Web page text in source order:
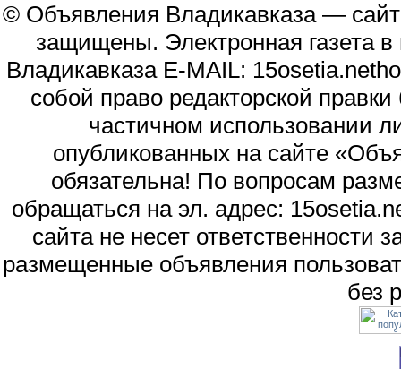
© Объявления Владикавказа —
защищены. Электронная газета
Владикавказа E-MAIL:
собой право редакторской
частичном использовании
опубликованных на сайте
обязательна! По вопросам
обращаться на эл. адрес:
сайта не несет
размещенные объявления
без